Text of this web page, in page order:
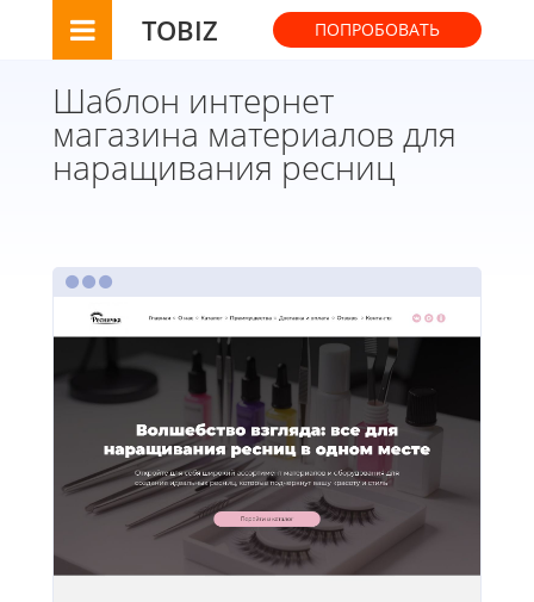
TOBIZ ПОПРОБОВАТЬ
Шаблон интернет
магазина материалов для
наращивания ресниц